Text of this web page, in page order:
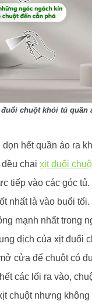
đuổi chuột khỏi tủ quần
dọn hết quần áo ra
đều chai xịt đuổi
tiếp vào các góc
nhất là vào buổi
mạnh nhất trong
dịch của xịt đuổi
cửa để chuột có
các lối ra vào,
chuột nhưng không